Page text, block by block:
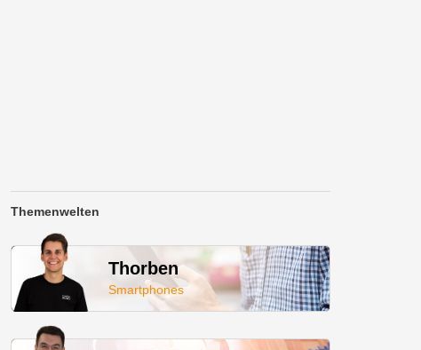
Themenwelten
Thorben
Smartphones